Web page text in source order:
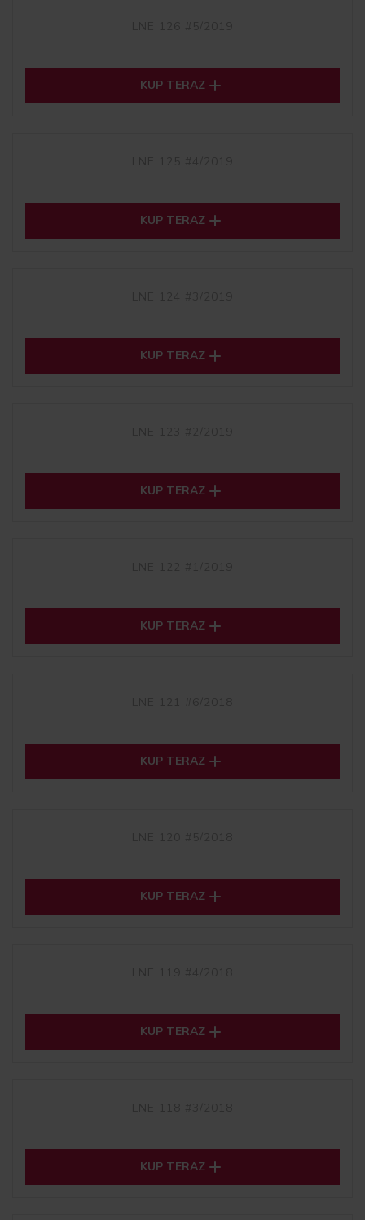
KUP TERAZ 
KUP TERAZ 
KUP TERAZ 
KUP TERAZ 
KUP TERAZ 
KUP TERAZ 
KUP TERAZ 
KUP TERAZ 
KUP TERAZ 